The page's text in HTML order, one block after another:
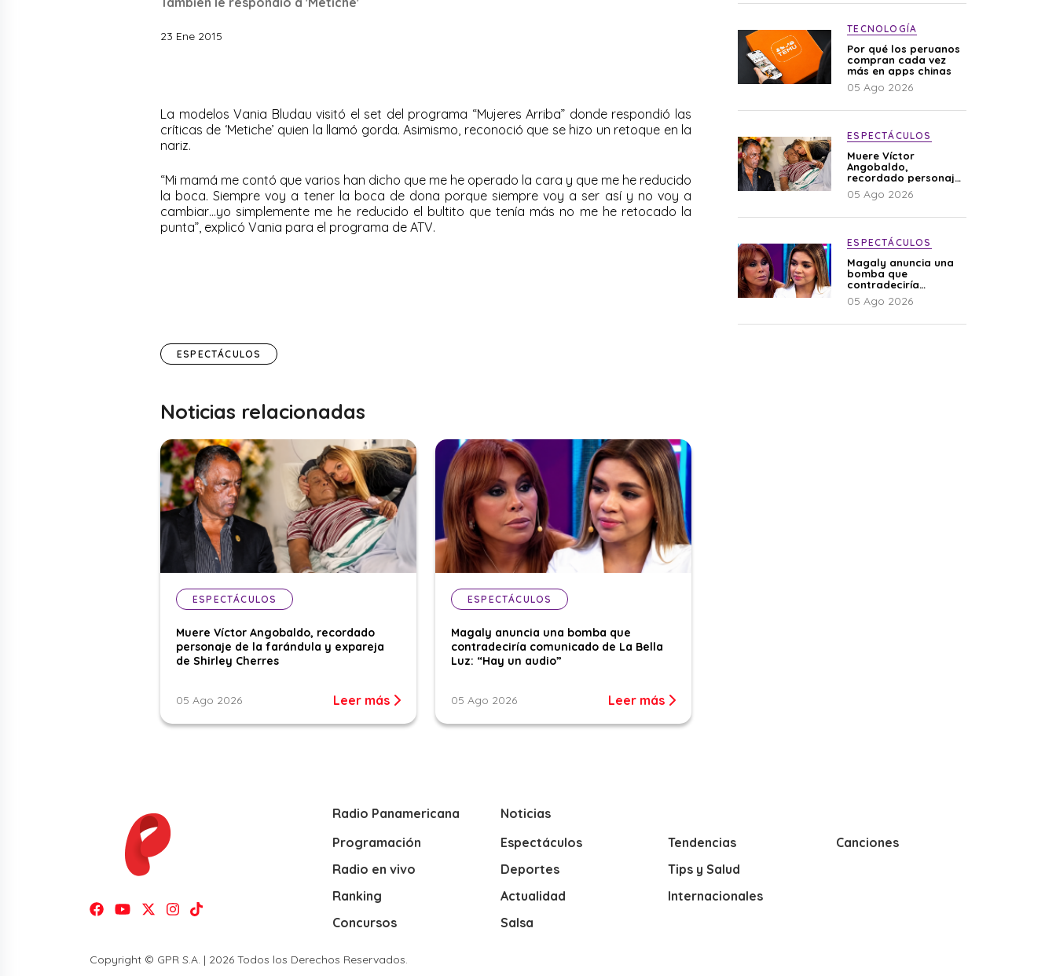
23 Ene 2015
La modelos Vania Bludau visitó el set del programa “Mujeres Arriba” donde respondió las
críticas de ‘Metiche’ quien la llamó gorda. Asimismo, reconoció que se hizo un retoque en la
nariz.
“Mi mamá me contó que varios han dicho que me he operado la cara y que me he reducido
la boca. Siempre voy a tener la boca de dona porque siempre voy a ser así y no voy a
cambiar…yo simplemente me he reducido el bultito que tenía más no me he retocado la
punta”, explicó Vania para el programa de ATV.
ESPECTÁCULOS
Noticias relacionadas
ESPECTÁCULOS
Muere Víctor Angobaldo, recordado
personaje de la farándula y expareja
de Shirley Cherres
05 Ago 2026 Leer más
ESPECTÁCULOS
Magaly anuncia una bomba que
contradeciría comunicado de La Bella
Luz: “Hay un audio”
05 Ago 2026 Leer más
TECNOLOGÍA
Por qué los peruanos
compran cada vez
más en apps chinas
05 Ago 2026
ESPECTÁCULOS
Muere Víctor
Angobaldo,
recordado personaje
de la farándula y
expareja de Shirley
05 Ago 2026
ESPECTÁCULOS
Magaly anuncia una
bomba que
contradeciría
comunicado de La
Bella Luz: “Hay un
05 Ago 2026
Radio Panamericana
Programación
Radio en vivo
Ranking
Concursos
Noticias
Espectáculos
Deportes
Actualidad
Salsa
Tendencias
Tips y Salud
Internacionales
Canciones
Copyright © GPR S.A. | 2026 Todos los Derechos Reservados.